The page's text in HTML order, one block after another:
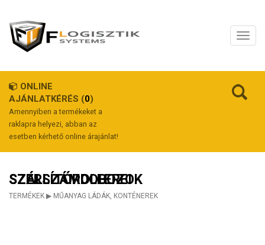
ONLINE
AJÁNLATKÉRÉS (0)
Amennyiben a termékeket a
raklapra helyezi, abban az
esetben kérhető online árajánlat!
SZERSZÁMDOBOZOK SZÁLLÍTÓROLLEREI
TERMÉKEK ▶ MŰANYAG LÁDÁK, KONTÉNEREK